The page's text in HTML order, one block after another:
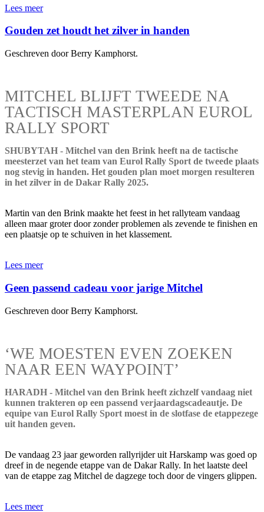
Lees meer
Gouden zet houdt het zilver in handen
Geschreven door Berry Kamphorst.
MITCHEL BLIJFT TWEEDE NA
TACTISCH MASTERPLAN EUROL
RALLY SPORT
SHUBYTAH - Mitchel van den Brink heeft na de tactische
meesterzet van het team van Eurol Rally Sport de tweede plaats
nog stevig in handen. Het gouden plan moet morgen resulteren
in het zilver in de Dakar Rally 2025.
Martin van den Brink maakte het feest in het rallyteam vandaag
alleen maar groter door zonder problemen als zevende te finishen en
een plaatsje op te schuiven in het klassement.
Lees meer
Geen passend cadeau voor jarige Mitchel
Geschreven door Berry Kamphorst.
‘WE MOESTEN EVEN ZOEKEN
NAAR EEN WAYPOINT’
HARADH - Mitchel van den Brink heeft zichzelf vandaag niet
kunnen trakteren op een passend verjaardagscadeautje. De
equipe van Eurol Rally Sport moest in de slotfase de etappezege
uit handen geven.
De vandaag 23 jaar geworden rallyrijder uit Harskamp was goed op
dreef in de negende etappe van de Dakar Rally. In het laatste deel
van de etappe zag Mitchel de dagzege toch door de vingers glippen.
Lees meer